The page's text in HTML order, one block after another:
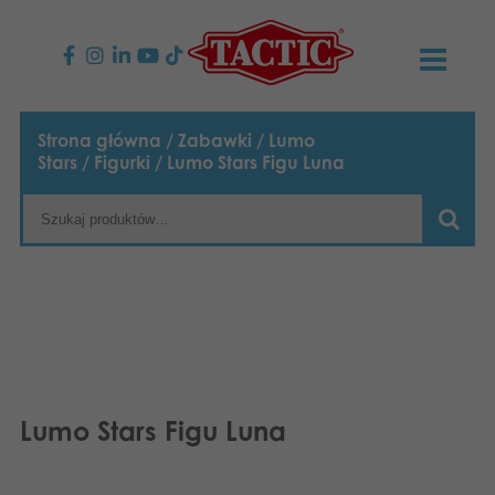
PRODUKTY
Gry dla dzieci
Gry rodzinne
AKTUALNOŚCI
TACTIC
Strona główna / Zabawki / Lumo
Stars / Figurki / Lumo Stars Figu Luna
Lumo Stars Figu Luna